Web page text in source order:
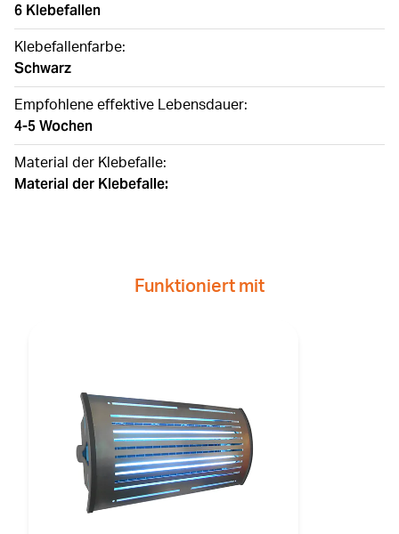
6 Klebefallen
Klebefallenfarbe:
Schwarz
Empfohlene effektive Lebensdauer:
4-5 Wochen
Material der Klebefalle:
Material der Klebefalle:
Funktioniert mit